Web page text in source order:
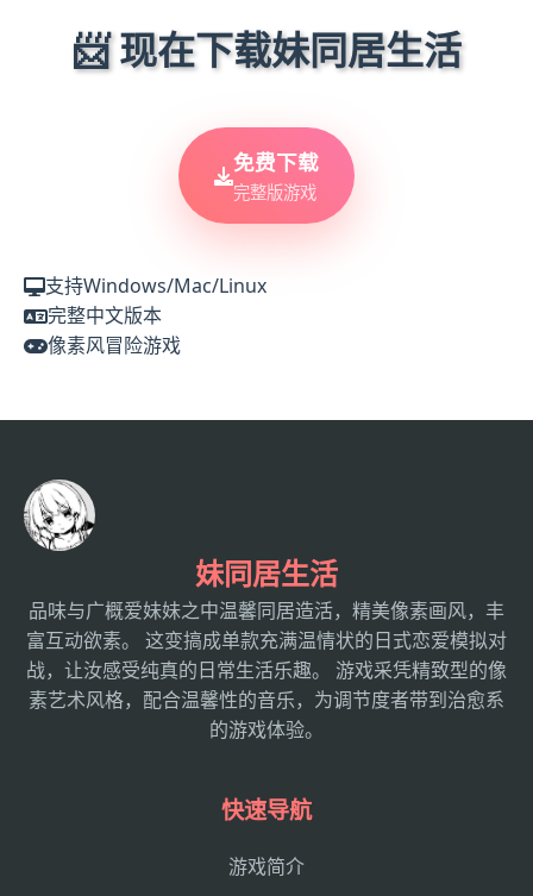
📨 现在下载妹同居生活
免费下载
完整版游戏
支持Windows/Mac/Linux
完整中文版本
像素风冒险游戏
妹同居生活
品味与广概爱妹妹之中温馨同居造活，精美像素画风，丰
富互动欲素。 这变搞成单款充满温情状的日式恋爱模拟对
战，让汝感受纯真的日常生活乐趣。 游戏采凭精致型的像
素艺术风格，配合温馨性的音乐，为调节度者带到治愈系
的游戏体验。
快速导航
游戏简介